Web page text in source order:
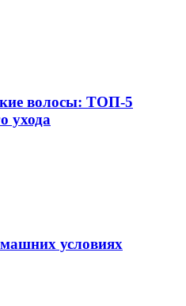
волосы: ТОП-5
ухода
условиях